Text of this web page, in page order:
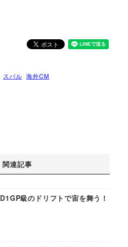
スバル 海外CM
関連記事
D1GP級のドリフトで宙を舞う！